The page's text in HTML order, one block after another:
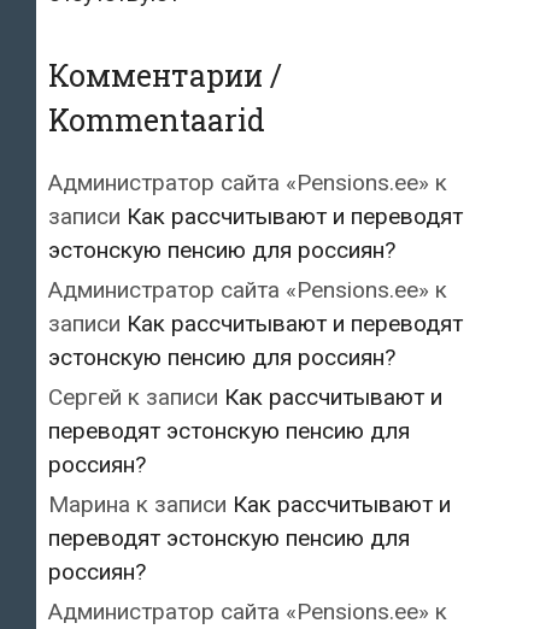
Комментарии /
Kommentaarid
Администратор сайта «Pensions.ee» к
записи Как рассчитывают и переводят
эстонскую пенсию для россиян?
Администратор сайта «Pensions.ee» к
записи Как рассчитывают и переводят
эстонскую пенсию для россиян?
Сергей к записи Как рассчитывают и
переводят эстонскую пенсию для
россиян?
Марина к записи Как рассчитывают и
переводят эстонскую пенсию для
россиян?
Администратор сайта «Pensions.ee» к